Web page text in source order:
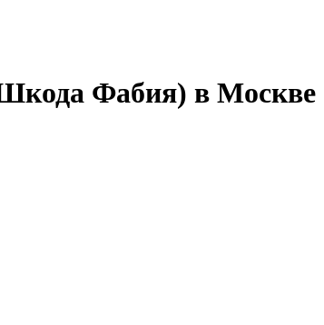
Фабия) в Москве